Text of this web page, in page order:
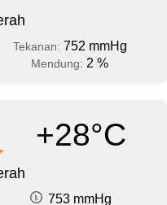
Tekanan: 752 mmHg
Mendung: 2 %
+28°C
753 mmHg